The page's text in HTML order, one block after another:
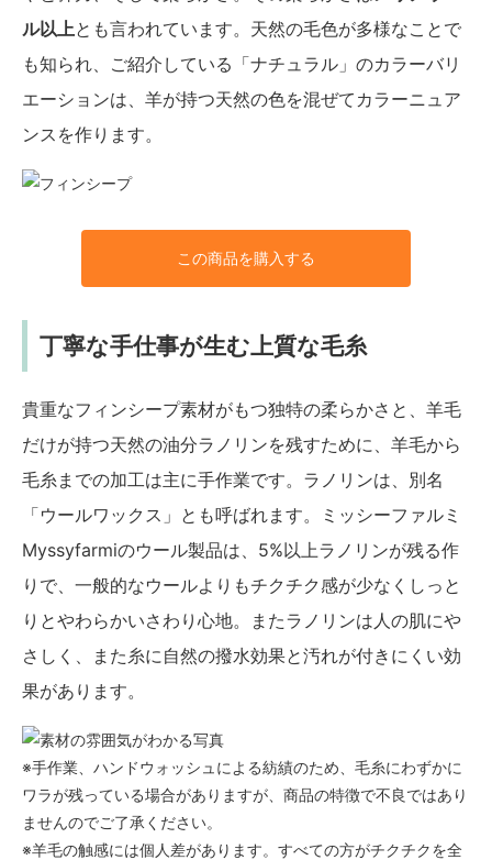
ル以上とも言われています。天然の毛色が多様なことで
も知られ、ご紹介している「ナチュラル」のカラーバリ
エーションは、羊が持つ天然の色を混ぜてカラーニュア
ンスを作ります。
この商品を購入する
丁寧な手仕事が生む上質な毛糸
貴重なフィンシープ素材がもつ独特の柔らかさと、羊毛
だけが持つ天然の油分ラノリンを残すために、羊毛から
毛糸までの加工は主に手作業です。ラノリンは、別名
「ウールワックス」とも呼ばれます。ミッシーファルミ
Myssyfarmiのウール製品は、5%以上ラノリンが残る作
りで、一般的なウールよりもチクチク感が少なくしっと
りとやわらかいさわり心地。またラノリンは人の肌にや
さしく、また糸に自然の撥水効果と汚れが付きにくい効
果があります。
※手作業、ハンドウォッシュによる紡績のため、毛糸にわずかに
ワラが残っている場合がありますが、商品の特徴で不良ではあり
ませんのでご了承ください。
※羊毛の触感には個人差があります。すべての方がチクチクを全